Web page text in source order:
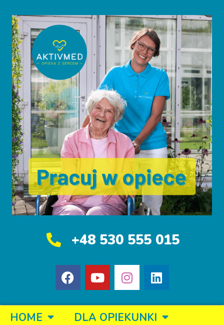
+48 530 555 015
HOME
DLA OPIEKUNKI